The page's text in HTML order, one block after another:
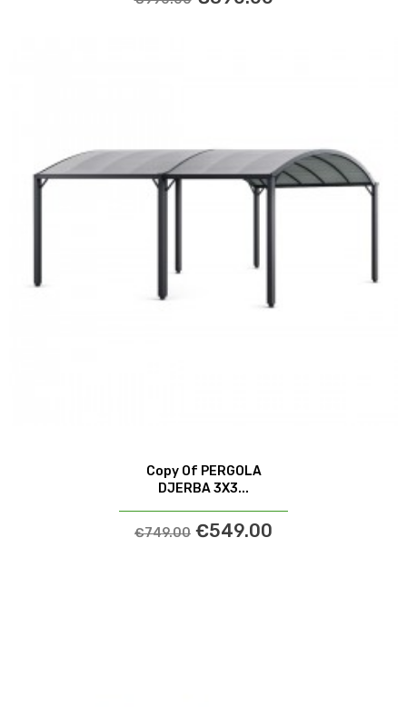
Copy Of PERGOLA
DJERBA 3X3...
€749.00 €549.00